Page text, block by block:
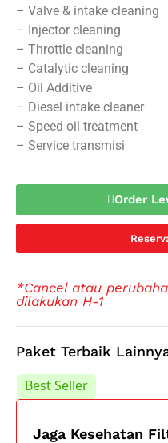
– Valve & intake cleaning
– Injector cleaning
– Throttle cleaning
– Catalytic cleaning
– Oil Additive
– Diesel intake cleaner
– Speed oil treatment
– Service transmisi
Order
*Cancel atau
dilakukan H-1
Paket Terbaik
Best Seller
Jaga Kesehatan
Best Seller